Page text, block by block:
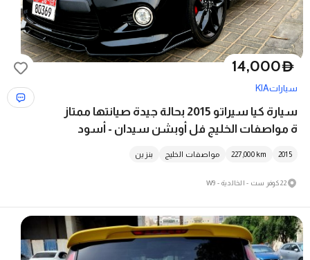
D
14,000
سياراتKIA
سيارة كيا سيراتو 2015 بحالة جيدة صيانتها ممتاز
ة مواصفات الخليج فل أوبشن سيدان - أسود
2015
227,000 km مواصفات الخليج بنزين
22 كوفر ست - الخالدية - W9